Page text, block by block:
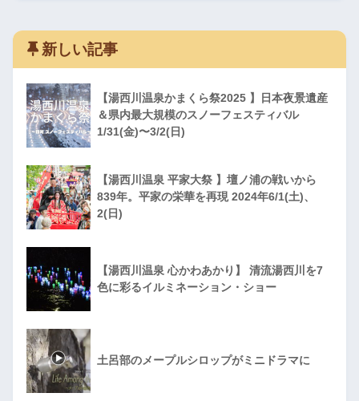
新しい記事
【湯西川温泉かまくら祭2025 】日本夜景遺産
＆県内最大規模のスノーフェスティバル
1/31(金)〜3/2(日)
【湯西川温泉 平家大祭 】壇ノ浦の戦いから
839年。平家の栄華を再現 2024年6/1(土)、
2(日)
【湯西川温泉 心かわあかり】 清流湯西川を7
色に彩るイルミネーション・ショー
土呂部のメープルシロップがミニドラマに